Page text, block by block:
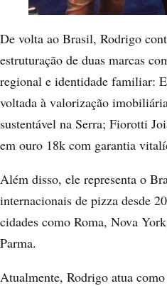
De volta ao Brasil, Rodrigo
estruturação de duas marcas
regional e identidade familiar:
voltada à valorização
sustentável na Serra; Fiorotti
em ouro 18k com garantia
Além disso, ele representa o
internacionais de pizza desde
cidades como Roma, Nova
Parma.
Atualmente, Rodrigo atua